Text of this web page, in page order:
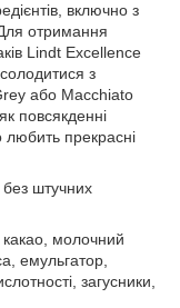
включно з
отримання
Lindt Excellence
з
або Macchiato
повсякденні
любить прекрасні
штучних
какао, молочний
емульгатор,
загусники,